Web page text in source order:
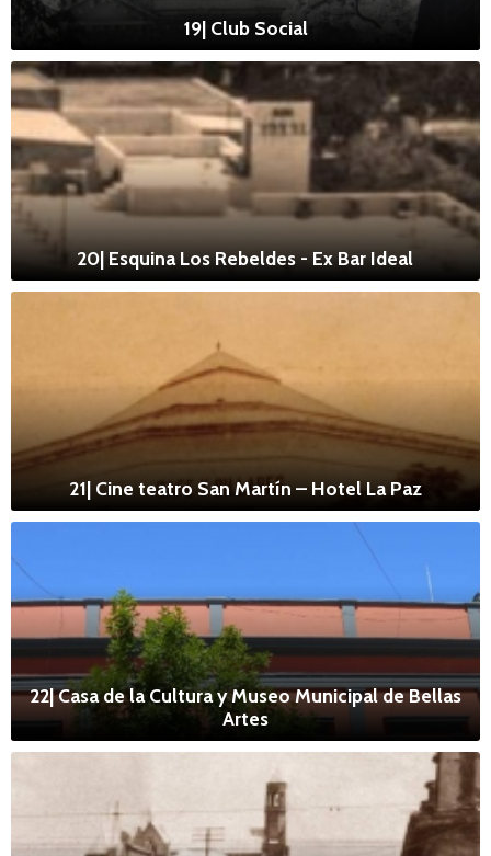
19| Club Social
20| Esquina Los Rebeldes - Ex Bar Ideal
21| Cine teatro San Martín – Hotel La Paz
22| Casa de la Cultura y Museo Municipal de Bellas
Artes